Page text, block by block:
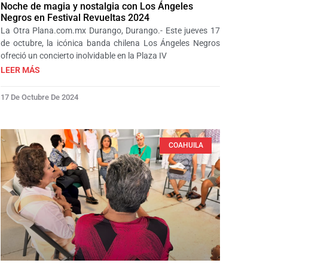
Noche de magia y nostalgia con Los Ángeles
Negros en Festival Revueltas 2024
La Otra Plana.com.mx Durango, Durango.- Este jueves 17
de octubre, la icónica banda chilena Los Ángeles Negros
ofreció un concierto inolvidable en la Plaza IV
LEER MÁS
17 De Octubre De 2024
COAHUILA